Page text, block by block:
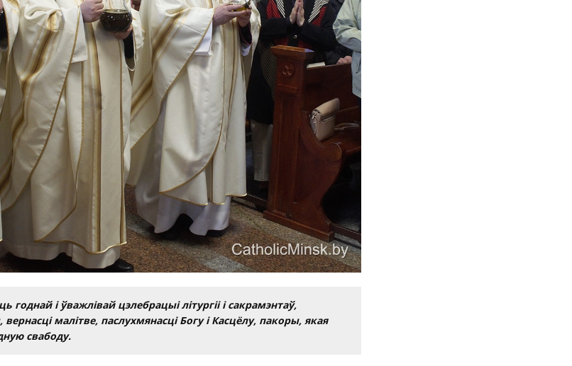
годнай і ўважлівай цэлебрацыі літургіі і сакрамэнтаў,
малітве, паслухмянасці Богу і Касцёлу, пакоры, якая
свабоду.